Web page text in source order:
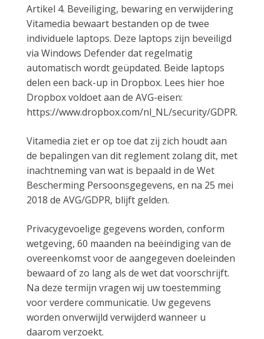
Artikel 4. Beveiliging, bewaring en verwijdering
Vitamedia bewaart bestanden op de twee
individuele laptops. Deze laptops zijn beveiligd
via Windows Defender dat regelmatig
automatisch wordt geüpdated. Beide laptops
delen een back-up in Dropbox. Lees hier hoe
Dropbox voldoet aan de AVG-eisen:
https://www.dropbox.com/nl_NL/security/GDPR.
Vitamedia ziet er op toe dat zij zich houdt aan
de bepalingen van dit reglement zolang dit, met
inachtneming van wat is bepaald in de Wet
Bescherming Persoonsgegevens, en na 25 mei
2018 de AVG/GDPR, blijft gelden.
Privacygevoelige gegevens worden, conform
wetgeving, 60 maanden na beëindiging van de
overeenkomst voor de aangegeven doeleinden
bewaard of zo lang als de wet dat voorschrijft.
Na deze termijn vragen wij uw toestemming
voor verdere communicatie. Uw gegevens
worden onverwijld verwijderd wanneer u
daarom verzoekt.